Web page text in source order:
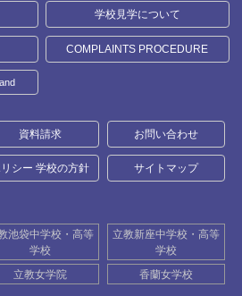
学校見学について
COMPLAINTS PROCEDURE
資料請求 お問い合わせ
シー 学校の方針 サイトマップ
池袋中学校・高等
学校
立教新座中学校・高等
学校
立教女学院 香蘭女学校